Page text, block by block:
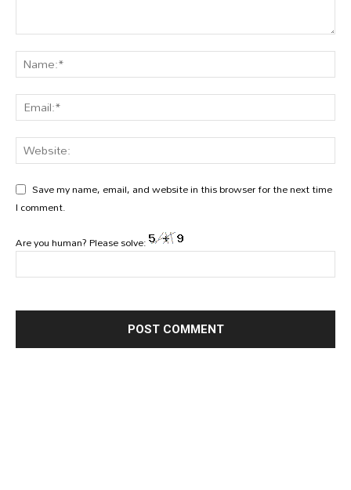
Save my name, email, and website in this browser for the next time
I comment.
Are you human? Please solve: